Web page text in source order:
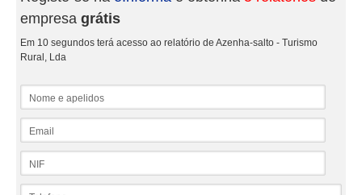
empresa grátis
Em 10 segundos terá acesso ao relatório de Azenha-salto - Turismo
Rural, Lda